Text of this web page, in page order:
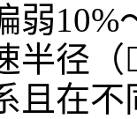
弱10%
半径
且在